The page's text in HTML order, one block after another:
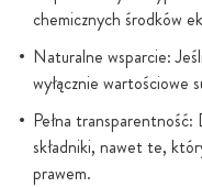
chemicznych środków
Naturalne wsparcie:
wyłącznie wartościowe
Pełna
składniki, nawet te,
prawem.